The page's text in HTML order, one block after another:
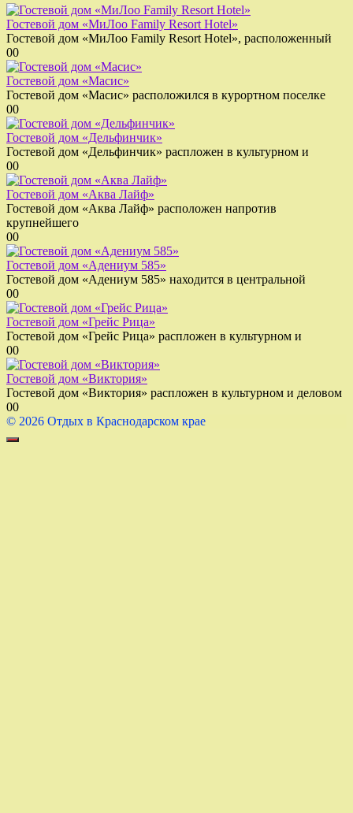
Гостевой дом «МиЛоо Family Resort Hotel»
Гостевой дом «МиЛоо Family Resort Hotel», расположенный
00
Гостевой дом «Масис»
Гостевой дом «Масис» расположился в курортном поселке
00
Гостевой дом «Дельфинчик»
Гостевой дом «Дельфинчик» распложен в культурном и
00
Гостевой дом «Аква Лайф»
Гостевой дом «Аква Лайф» расположен напротив
крупнейшего
00
Гостевой дом «Адениум 585»
Гостевой дом «Адениум 585» находится в центральной
00
Гостевой дом «Грейс Рица»
Гостевой дом «Грейс Рица» распложен в культурном и
00
Гостевой дом «Виктория»
Гостевой дом «Виктория» распложен в культурном и деловом
00
© 2026 Отдых в Краснодарском крае